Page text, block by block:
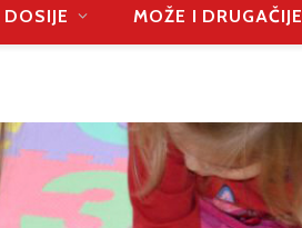
DOSIJE MOŽE I DRUGAČIJE